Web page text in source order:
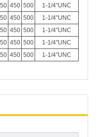
450 500
1-1/4″UNC
450 500
1-1/4″UNC
450 500
1-1/4″UNC
450 500
1-1/4″UNC
450 500 1-1/4″UNC